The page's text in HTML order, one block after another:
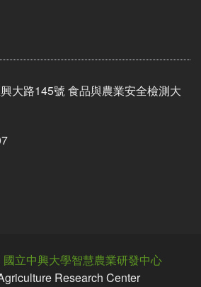
大路145號 食品與農業安全檢測大
國立中興大學智慧農業研發中心
Research Center